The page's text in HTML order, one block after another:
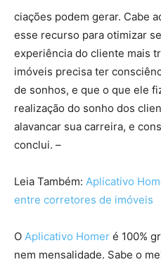
ciações podem gerar. Cabe
esse recurso para otimizar
experiência do cliente mais
imóveis precisa ter
de sonhos, e que o que ele
realização do sonho dos
alavancar sua carreira, e
conclui. –
Leia Também: Aplicativo
entre corretores de imóveis
O Aplicativo Homer é 100%
nem mensalidade. Sabe o